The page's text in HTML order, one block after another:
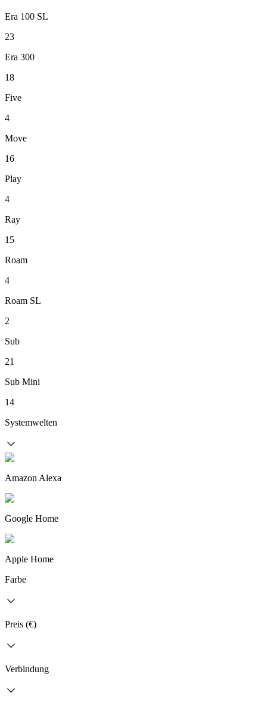
Era 100 SL
23
Era 300
18
Five
4
Move
16
Play
4
Ray
15
Roam
4
Roam SL
2
Sub
21
Sub Mini
14
Systemwelten
Amazon Alexa
Google Home
Apple Home
Farbe
Preis (€)
Verbindung